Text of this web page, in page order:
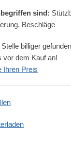
sind:
Beschläge
billiger
vor dem Kauf an!
Ihren Preis